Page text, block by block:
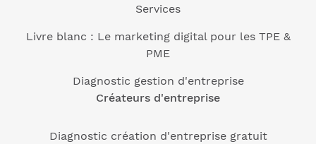
Services
Livre blanc : Le marketing digital pour les TPE &
PME
Diagnostic gestion d'entreprise
Créateurs d'entreprise
Diagnostic création d'entreprise gratuit